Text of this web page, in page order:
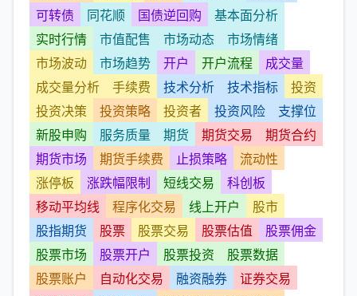
可转债
同花顺 国债逆回购
基本面分析
实时行情
市值配售 市场动态
市场情绪
市场波动
市场趋势 开户 开户流程
成交量
成交量分析
手续费 技术分析 技术指标
投资
投资决策
投资策略 投资者 投资风险
支撑位
新股申购
服务质量 期货 期货交易
期货合约
期货市场
期货手续费 止损策略
流动性
涨停板
涨跌幅限制 短线交易
科创板
移动平均线
程序化交易 线上开户
股市
股指期货
股票 股票交易 股票估值
股票佣金
股票市场
股票开户 股票投资
股票数据
股票账户
自动化交易 融资融券
证券交易